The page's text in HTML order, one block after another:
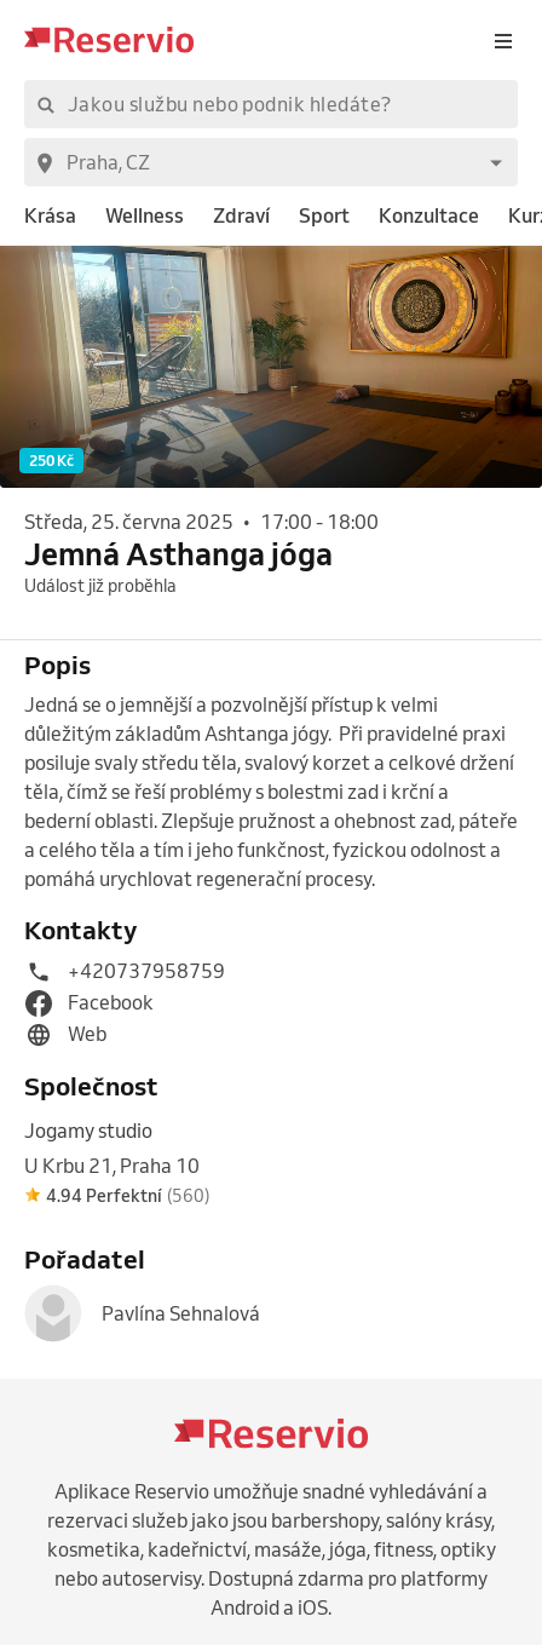
Krása Wellness Zdraví Sport Konzultace
250 Kč
středa, 25. června 2025 • 17:00 - 18:00
Jemná Asthanga jóga
Událost již proběhla
Popis
Jedná se o jemnější a pozvolnější přístup k velmi
důležitým základům Ashtanga jógy.  Při pravidelné praxi
posiluje svaly středu těla, svalový korzet a celkové držení
těla, čímž se řeší problémy s bolestmi zad i krční a
bederní oblasti. Zlepšuje pružnost a ohebnost zad, páteře
a celého těla a tím i jeho funkčnost, fyzickou odolnost a
pomáhá urychlovat regenerační procesy.
Kontakty
+420737958759
Facebook
Web
Společnost
Jogamy studio
U Krbu 21, Praha 10
4.94 Perfektní (560)
Pořadatel
Pavlína Sehnalová
Aplikace Reservio umožňuje snadné vyhledávání a
rezervaci služeb jako jsou barbershopy, salóny krásy,
kosmetika, kadeřnictví, masáže, jóga, fitness, optiky
nebo autoservisy. Dostupná zdarma pro platformy
Android a iOS.